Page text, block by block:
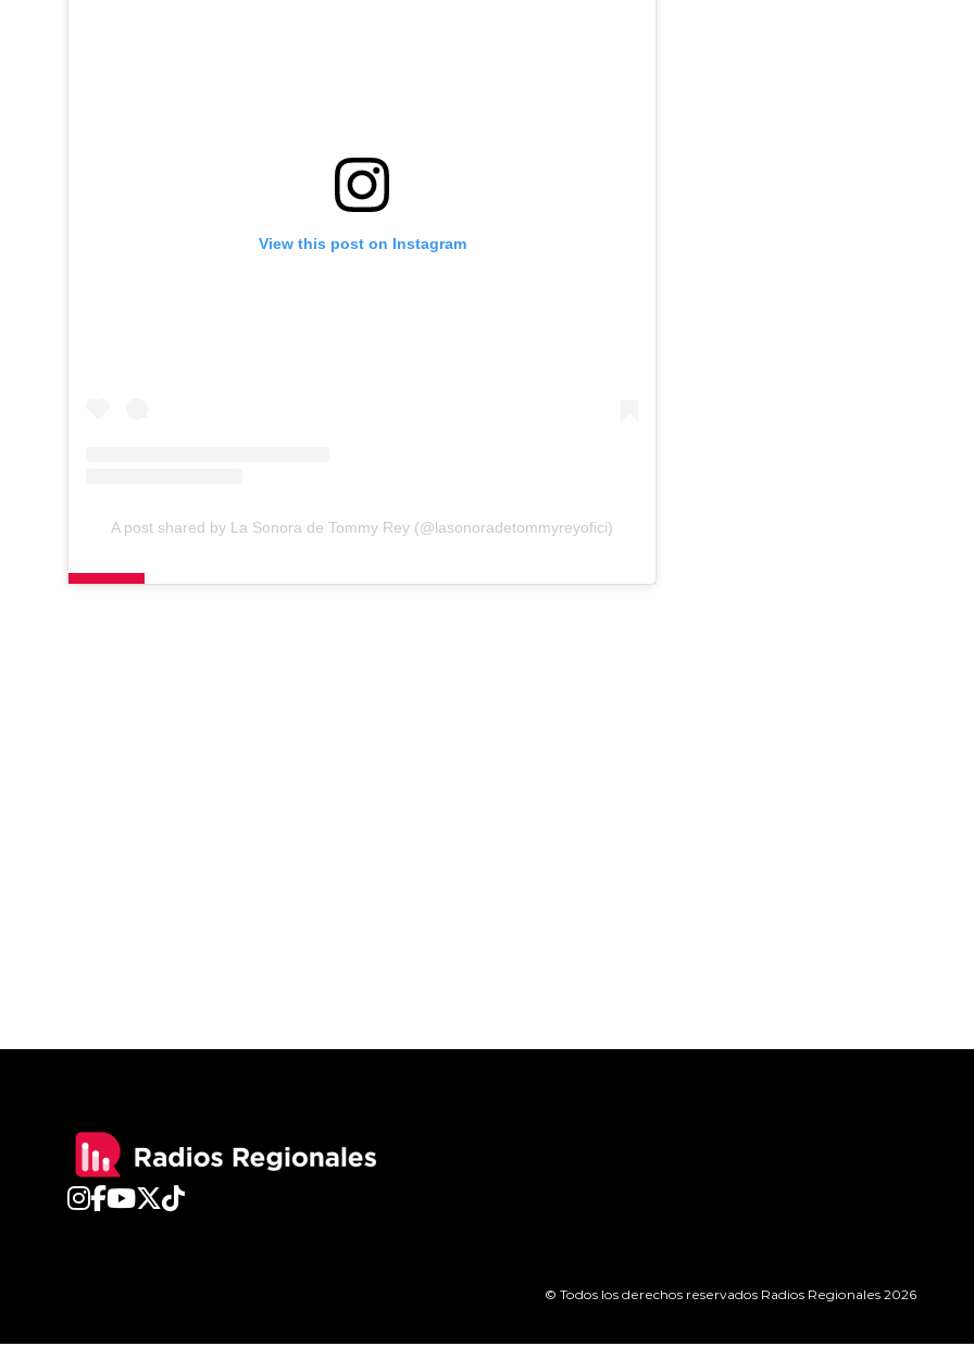
View this post on Instagram
A post shared by La Sonora de Tommy Rey (@lasonoradetommyreyofici)
© Todos los derechos reservados Radios Regionales 2026